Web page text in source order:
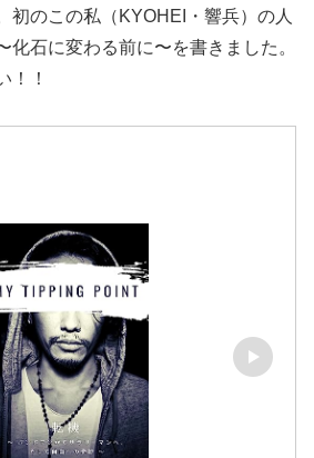
初のこの私（KYOHEI・響兵）の人
化石に変わる前に〜を書きました。
！！